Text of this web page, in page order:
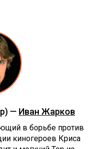
— Иван Жарков
в борьбе против
киногероев Криса